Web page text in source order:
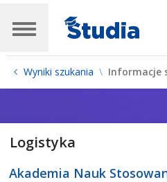
Wyniki szukania Informacje
Logistyka
Akademia Nauk